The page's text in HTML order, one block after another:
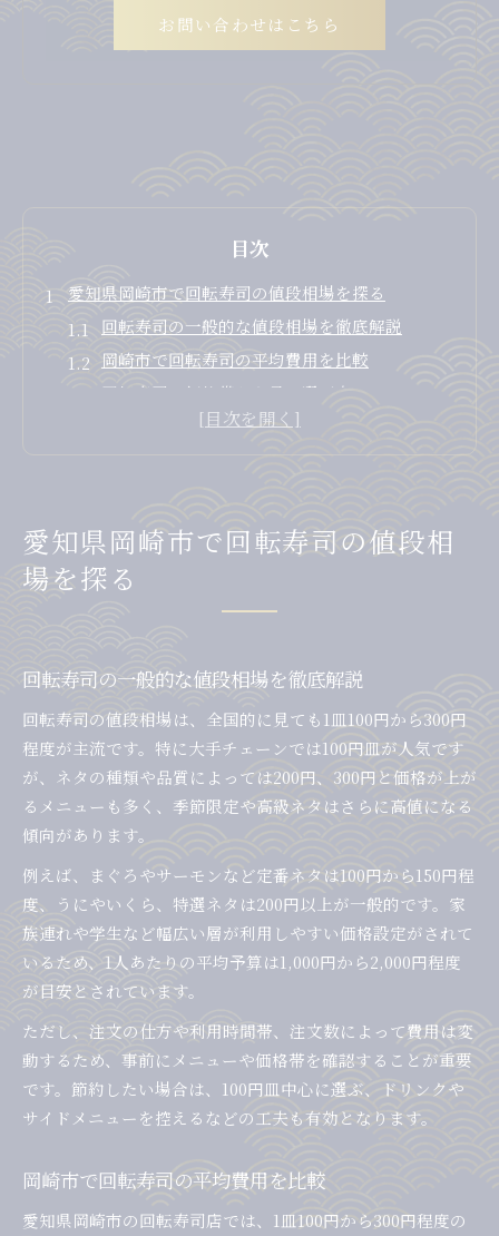
お問い合わせはこちら
目次
愛知県岡崎市で回転寿司の値段相場を探る
回転寿司の一般的な値段相場を徹底解説
岡崎市で回転寿司の平均費用を比較
回転寿司の価格帯から見る選び方のコツ
人気回転寿司の費用感と満足度の違い
回転寿司の値段が変動する要因を探る
回転寿司をお得に楽しむタイミングとは
岡崎市で注目の回転寿司サービス活用術
回転寿司選びで重視したいコストパフォーマン
知って得する回転寿司の裏ワザ紹介
家族で行くなら知りたい岡崎市回転寿司のコスパ
回転寿司のコスパ重視派におすすめの選び方
家族向け回転寿司で注目すべきポイント
ファミリー層に人気の回転寿司活用法
岡崎市内で回転寿司の平均費用を比較してみた
回転寿司の平均費用を具体的に徹底比較
岡崎市で1人あたりの回転寿司予算はどれくら
い
回転寿司の注文別平均価格の目安まとめ
ランチとディナーの費用差を賢く把握
回転寿司の費用と満足度のバランスを考える
回転寿司でコストと満足度を両立する方法
新鮮なネタと価格のバランスを見極めるコツ
愛知県岡崎市で回転寿司の値段相
場を探る
回転寿司の一般的な値段相場を徹底解説
回転寿司の値段相場は、全国的に見ても1皿100円から300円
程度が主流です。特に大手チェーンでは100円皿が人気です
が、ネタの種類や品質によっては200円、300円と価格が上が
るメニューも多く、季節限定や高級ネタはさらに高値になる
傾向があります。
例えば、まぐろやサーモンなど定番ネタは100円から150円程
度、うにやいくら、特選ネタは200円以上が一般的です。家
族連れや学生など幅広い層が利用しやすい価格設定がされて
いるため、1人あたりの平均予算は1,000円から2,000円程度
が目安とされています。
ただし、注文の仕方や利用時間帯、注文数によって費用は変
動するため、事前にメニューや価格帯を確認することが重要
です。節約したい場合は、100円皿中心に選ぶ、ドリンクや
サイドメニューを控えるなどの工夫も有効となります。
岡崎市で回転寿司の平均費用を比較
愛知県岡崎市の回転寿司店では、1皿100円から300円程度の